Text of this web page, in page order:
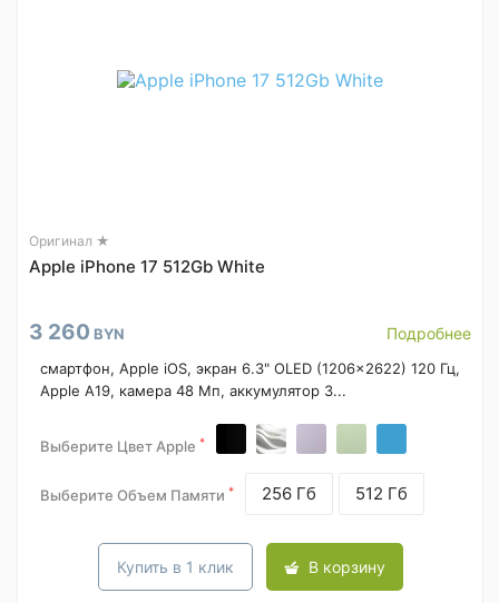
Оригинал ★
Apple iPhone 17 512Gb White
3 260 BYN Подробнее
смартфон, Apple iOS, экран 6.3" OLED (1206x2622) 120 Гц,
Apple A19, камера 48 Мп, аккумулятор 3...
Выберите Цвет Apple *
Выберите Объем Памяти * 256 Гб 512 Гб
Купить в 1 клик В корзину